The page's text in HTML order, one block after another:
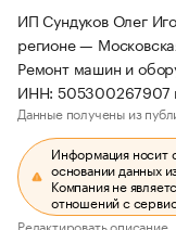
ИП Сундуков Олег
регионе —
Ремонт машин и
ИНН: 505300267907
Данные получены из
Информация носит
основании данных
Компания не
отношений с
Редактировать описание